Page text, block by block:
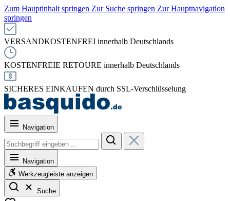
Zum Hauptinhalt springen Zur Suche springen Zur Hauptnavigation
springen
VERSANDKOSTENFREI innerhalb Deutschlands
KOSTENFREIE RETOURE innerhalb Deutschlands
SICHERES EINKAUFEN durch SSL-Verschlüsselung
Navigation
Navigation
Werkzeugleiste anzeigen
Suche